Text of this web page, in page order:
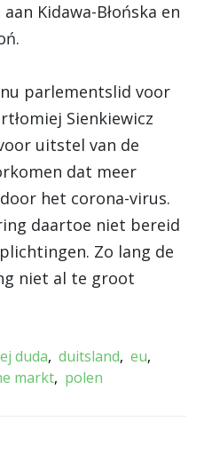
Kidawa-Błońska en
parlementslid voor
Sienkiewicz
uitstel van de
dat meer
het corona-virus.
daartoe niet bereid
Zo lang de
niet al te groot
duda duitsland eu
markt polen